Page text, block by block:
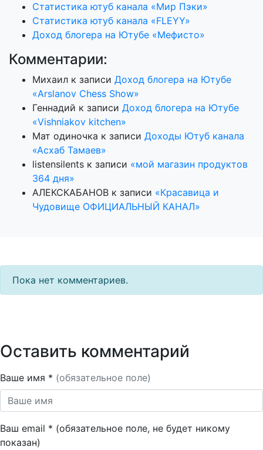
Статистика ютуб канала «Мир Пэки»
Статистика ютуб канала «FLEYY»
Доход блогера на Ютубе «Мефисто»
Комментарии:
Михаил к записи Доход блогера на Ютубе
«Arslanov Chess Show»
Геннадий к записи Доход блогера на Ютубе
«Vishniakov kitchen»
Мат одиночка к записи Доходы Ютуб канала
«Асхаб Тамаев»
listensilents к записи «мой магазин продуктов
364 дня»
АЛЕКСКАБАНОВ к записи «Красавица и
Чудовище ОФИЦИАЛЬНЫЙ КАНАЛ»
Пока нет комментариев.
Оставить комментарий
Ваше имя * (обязательное поле)
Ваш email * (обязательное поле, не будет никому
показан)